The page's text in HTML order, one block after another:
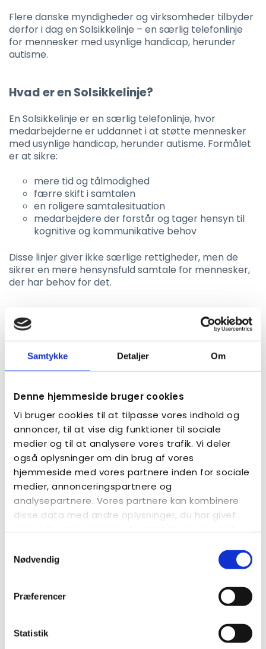
Samtykke Detaljer Om
Denne hjemmeside bruger cookies
Vi bruger cookies til at tilpasse vores indhold og
annoncer, til at vise dig funktioner til sociale
medier og til at analysere vores trafik. Vi deler
også oplysninger om din brug af vores
hjemmeside med vores partnere inden for sociale
medier, annonceringspartnere og
analysepartnere. Vores partnere kan kombinere
disse data med andre oplysninger, du har givet
dem, eller som de har indsamlet fra din brug af
Nødvendig
Præferencer
Statistik
Flere danske myndigheder og virksomheder tilbyder
derfor i dag en Solsikkelinje – en særlig telefonlinje
for mennesker med usynlige handicap, herunder
autisme.
Hvad er en Solsikkelinje?
En Solsikkelinje er en særlig telefonlinje, hvor
medarbejderne er uddannet i at støtte mennesker
med usynlige handicap, herunder autisme. Formålet
er at sikre:
mere tid og tålmodighed
færre skift i samtalen
en roligere samtalesituation
medarbejdere der forstår og tager hensyn til
kognitive og kommunikative behov
Disse linjer giver ikke særlige rettigheder, men de
sikrer en mere hensynsfuld samtale for mennesker,
der har behov for det.
Hvorfor er det relevant for autistiske
mennesker?
Autisme er ikke synlig for omgivelserne. Det betyder,
at andre normalt ikke ved, at man fx
kan have brug for mere tid i en samtale
nemt bliver sansemæssigt overbelastet
kan have svært ved uforudsete spørgsmål eller
komplekse beskeder
kan miste overblikket i stressede situationer
Solsikkelinjerne kan derfor være en konkret hjælp til
at skabe mere tryghed og mindre stress i kontakten
med offentlige myndigheder, virksomheder og
servicefunktioner.